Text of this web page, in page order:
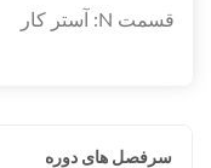
قسمت N: آستر کار
سرفصل های دوره